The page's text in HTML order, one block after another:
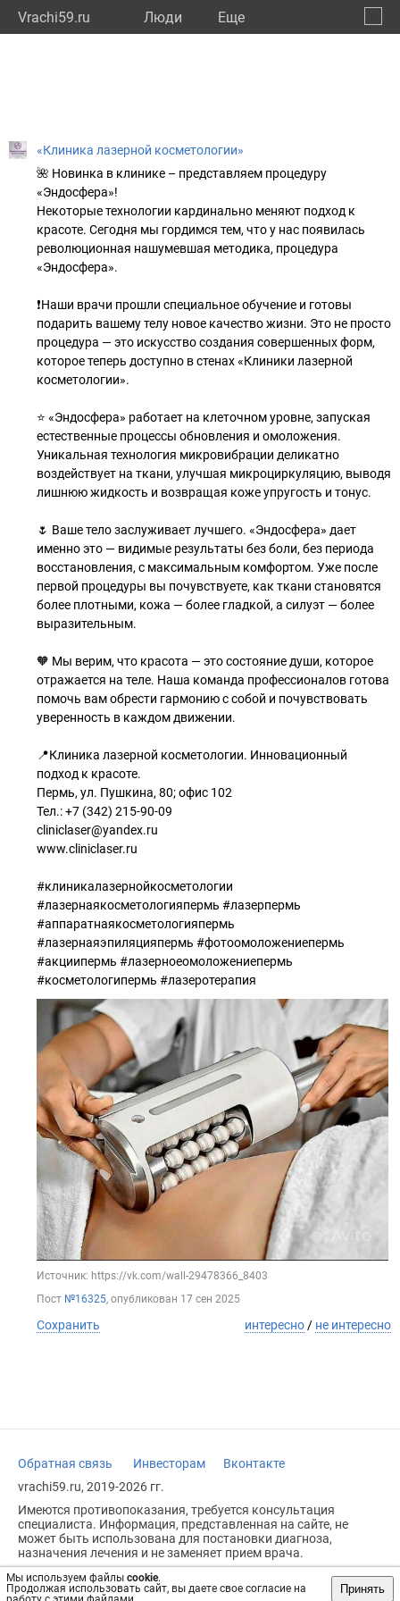
Vrachi59.ru Люди Eще
Мы используем файлы cookie.
Продолжая использовать сайт, вы даете свое согласие на
Принять
«Клиника лазерной косметологии»
🌺 Новинка в клинике – представляем процедуру
«Эндосфера»!
Некоторые технологии кардинально меняют подход к
красоте. Сегодня мы гордимся тем, что у нас появилась
революционная нашумевшая методика, процедура
«Эндосфера».
❗Наши врачи прошли специальное обучение и готовы
подарить вашему телу новое качество жизни. Это не просто
процедура — это искусство создания совершенных форм,
которое теперь доступно в стенах «Клиники лазерной
косметологии».
⭐ «Эндосфера» работает на клеточном уровне, запуская
естественные процессы обновления и омоложения.
Уникальная технология микровибрации деликатно
воздействует на ткани, улучшая микроциркуляцию, выводя
лишнюю жидкость и возвращая коже упругость и тонус.
🌷 Ваше тело заслуживает лучшего. «Эндосфера» дает
именно это — видимые результаты без боли, без периода
восстановления, с максимальным комфортом. Уже после
первой процедуры вы почувствуете, как ткани становятся
более плотными, кожа — более гладкой, а силуэт — более
выразительным.
🧡 Мы верим, что красота — это состояние души, которое
отражается на теле. Наша команда профессионалов готова
помочь вам обрести гармонию с собой и почувствовать
уверенность в каждом движении.
📍Клиника лазерной косметологии. Инновационный
подход к красоте.
Пермь, ул. Пушкина, 80; офис 102
Тел.: +7 (342) 215-90-09
cliniclaser@yandex.ru
www.cliniclaser.ru
#клиникалазернойкосметологии
#лазернаякосметологияпермь #лазерпермь
#аппаратнаякосметологияпермь
#лазернаяэпиляцияпермь #фотоомоложениепермь
#акциипермь #лазерноеомоложениепермь
#косметологипермь #лазеротерапия
Источник: https://vk.com/wall-29478366_8403
Пост №16325, опубликован 17 сен 2025
Сохранить интересно/ не интересно
Обратная связь Инвесторам
Вконтакте
vrachi59.ru, 2019-2026 гг.
Имеются противопоказания, требуется консультация
специалиста. Информация, представленная на сайте, не
может быть использована для постановки диагноза,
назначения лечения и не заменяет прием врача.
Возрастное ограничение: 18+